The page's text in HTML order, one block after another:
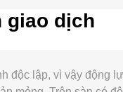
nếu có, lịch mở
ngắn hạn chồng
CETUS còn có
xấp xỉ bởi y/x.
giao dịch
độc lập, vì vậy động